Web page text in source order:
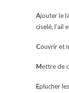
Ajouter le
ciselé, l’ail
Couvrir et
Mettre de
Eplucher